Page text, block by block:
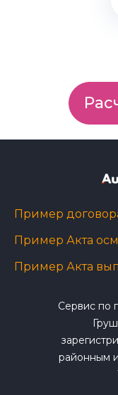
Пример
Пример Акта
Пример Акта
Сервис по
районным